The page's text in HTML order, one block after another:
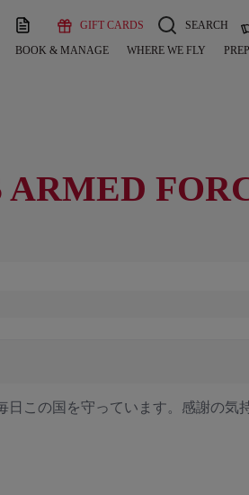
GIFT CARDS SEARCH
BOOK & MANAGE WHERE WE FLY
ARMED
この国を守っています。感謝の気